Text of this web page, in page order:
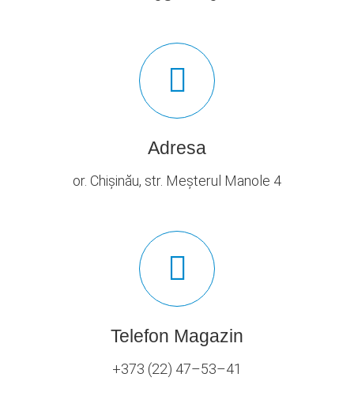
Adresa
or. Chișinău, str. Meșterul Manole 4
Telefon Magazin
+373 (22) 47–53–41